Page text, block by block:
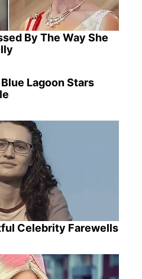
By The Way She
Lagoon Stars
Celebrity Farewells